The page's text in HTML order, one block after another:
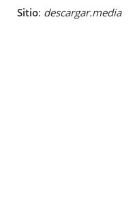
Sitio: descargar.media